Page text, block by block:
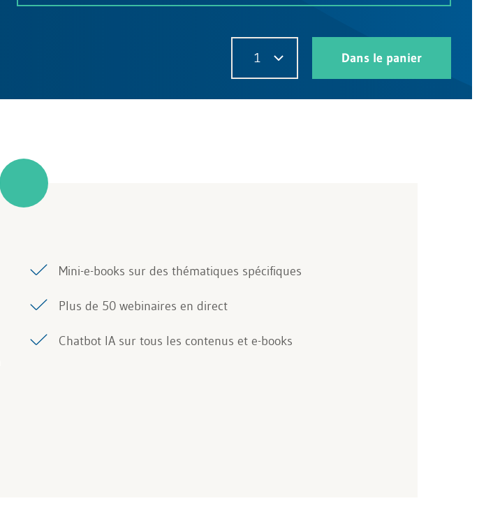
1 Dans le panier
Mini-e-books sur des thématiques spécifiques
Plus de 50 webinaires en direct
Chatbot IA sur tous les contenus et e-books